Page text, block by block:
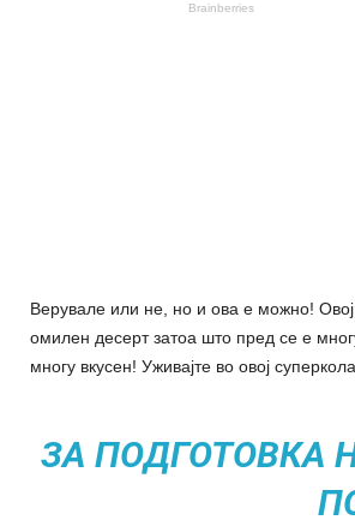
Верувале или не, но и ова е можно!
омилен десерт затоа што пред се е
многу вкусен! Уживајте во овој
ЗА ПОДГОТОВКА